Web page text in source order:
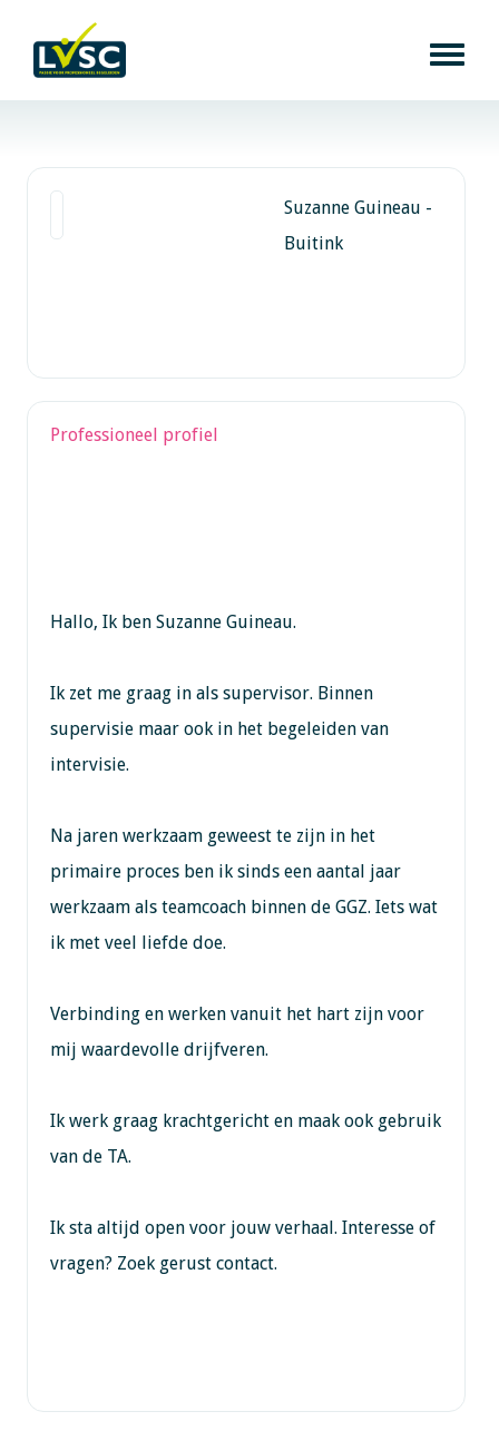
Suzanne Guineau -
Buitink
Professioneel profiel
Hallo, Ik ben Suzanne Guineau.
Ik zet me graag in als supervisor. Binnen
supervisie maar ook in het begeleiden van
intervisie.
Na jaren werkzaam geweest te zijn in het
primaire proces ben ik sinds een aantal jaar
werkzaam als teamcoach binnen de GGZ. Iets wat
ik met veel liefde doe.
Verbinding en werken vanuit het hart zijn voor
mij waardevolle drijfveren.
Ik werk graag krachtgericht en maak ook gebruik
van de TA.
Ik sta altijd open voor jouw verhaal. Interesse of
vragen? Zoek gerust contact.